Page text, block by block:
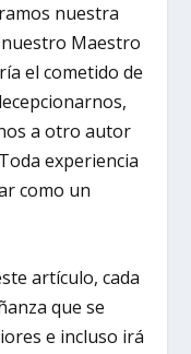
nuestra
Maestro
el cometido de
a otro autor
experiencia
como un
artículo, cada
que se
e incluso irá